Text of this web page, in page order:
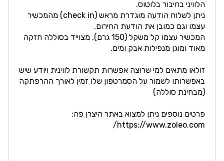
הלוויני בחיבור בלוטוס.
ניתן לשלוח הודעה מוגדרת מראש (check in) מהמכשיר
עצמו וגם כמובן את הודעת החירום.
המכשיר עצמו קל משקל (150 גרם), מצוייד בסוללה חזקה
מאוד ומוגן מנפילות אבק ומים.
זולאו מתאים למי שרוצה אפשרות תקשורת לווינית ויודע שיש
באפשרותו לשמור על הסמרטפון שלו זמין לאורך ההרפתקה
(מבחינת סוללה)
פרטים נוספים ניתן למצוא באתר היצרן פה:
https://www.zoleo.com/